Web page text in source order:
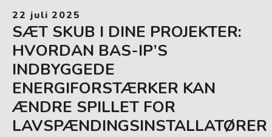
22 juli 2025
SÆT SKUB I DINE PROJEKTER:
HVORDAN BAS-IP’S
INDBYGGEDE
ENERGIFORSTÆRKER KAN
ÆNDRE SPILLET FOR
LAVSPÆNDINGSINSTALLATØRER